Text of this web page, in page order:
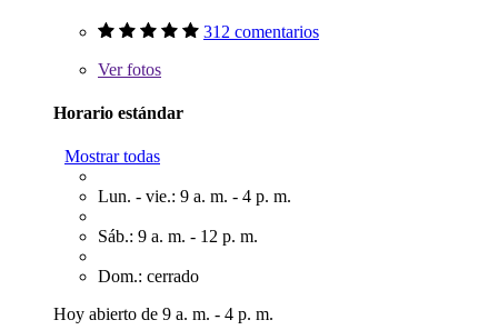
312 comentarios
Verfotos
Horario estándar
Mostrar todas
Lun. - vie.: 9 a. m. - 4 p. m.
Sáb.: 9 a. m. - 12 p. m.
Dom.: cerrado
Hoy abierto de 9 a. m. - 4 p. m.